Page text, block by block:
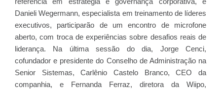
Danieli Wegermann, especialista em treinamento de líderes
executivos, participarão de um encontro de microfone
aberto, com troca de experiências sobre desafios reais de
liderança. Na última sessão do dia, Jorge Cenci,
cofundador e presidente do Conselho de Administração na
Senior Sistemas, Carlênio Castelo Branco, CEO da
companhia, e Fernanda Ferraz, diretora da Wiipo,